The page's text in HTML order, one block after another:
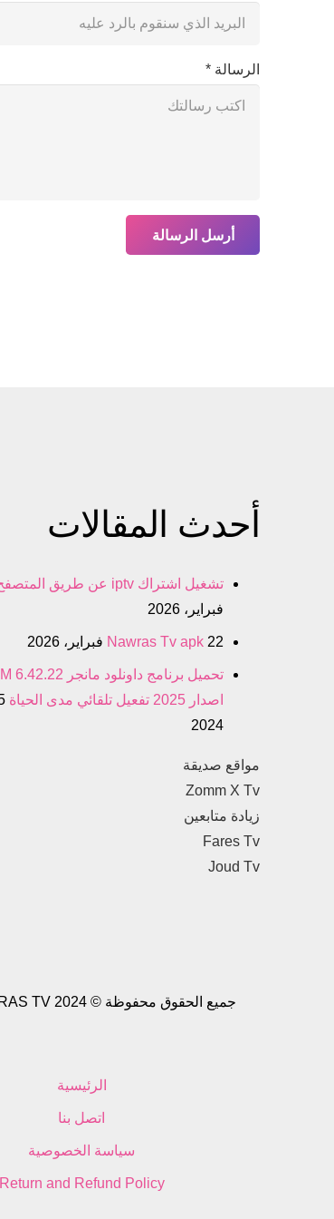
الرسالة *
أرسل الرسالة
أحدث المقالات
تشغيل اشتراك iptv عن طريق المتصفح web
فبراير، 2026
Nawras Tv apk 22 فبراير، 2026
اصدار 2025 تفعيل تلقائي مدى الحياة
2024
مواقع صديقة
Zomm X Tv
زيادة متابعين
Fares Tv
Joud Tv
جميع الحقوق محفوظة © NAWRAS TV 2024
الرئيسية
اتصل بنا
سياسة الخصوصية
Return and Refund Policy